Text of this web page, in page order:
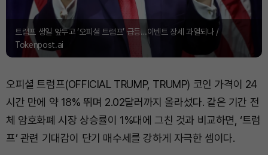
트럼프 생일 앞두고 ‘오피셜 트럼프’ 급등…이벤트 장세 과열되나 /
Tokenpost.ai
오피셜 트럼프(OFFICIAL TRUMP, TRUMP) 코인 가격이 24
시간 만에 약 18% 뛰며 2.02달러까지 올라섰다. 같은 기간 전
체 암호화폐 시장 상승률이 1%대에 그친 것과 비교하면, ‘트럼
프’ 관련 기대감이 단기 매수세를 강하게 자극한 셈이다.